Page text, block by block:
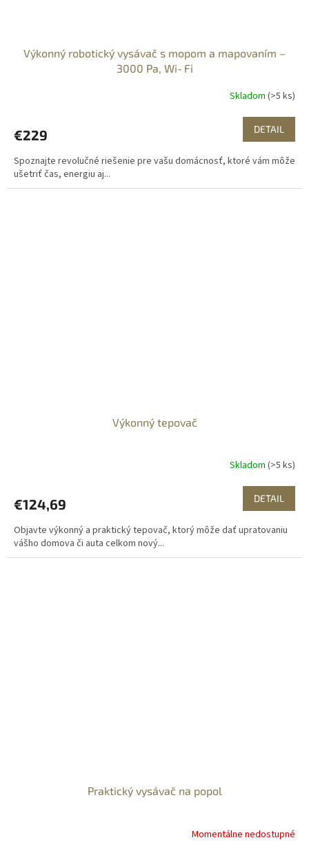
Výkonný robotický vysávač s mopom a mapovaním –
3000 Pa, Wi‑Fi
Skladom (>5 ks)
€229 DETAIL
Spoznajte revolučné riešenie pre vašu domácnosť, ktoré vám môže
ušetriť čas, energiu aj...
Výkonný tepovač
Skladom (>5 ks)
€124,69 DETAIL
Objavte výkonný a praktický tepovač, ktorý môže dať upratovaniu
vášho domova či auta celkom nový...
Praktický vysávač na popol
Momentálne nedostupné